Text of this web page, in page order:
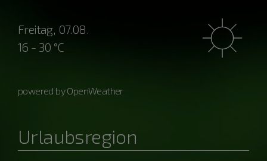
Freitag, 07.08.
16 - 30 °C
powered by OpenWeather
Urlaubsregion